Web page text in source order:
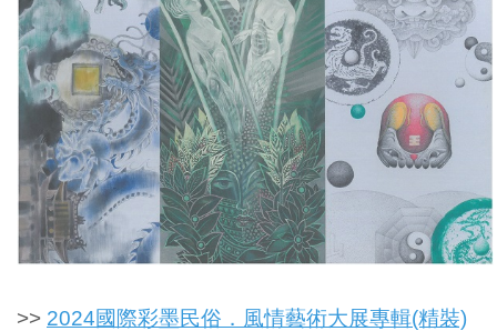
>> 2024國際彩墨民俗．風情藝術大展專輯(精裝)